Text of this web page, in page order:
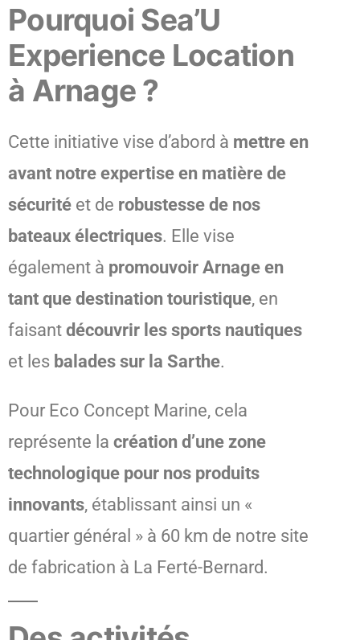
Pourquoi Sea’U
Experience Location
à Arnage ?
Cette initiative vise d’abord à mettre en
avant notre expertise en matière de
sécurité et de robustesse de nos
bateaux électriques. Elle vise
également à promouvoir Arnage en
tant que destination touristique, en
faisant découvrir les sports nautiques
et les balades sur la Sarthe.
Pour Eco Concept Marine, cela
représente la création d’une zone
technologique pour nos produits
innovants, établissant ainsi un «
quartier général » à 60 km de notre site
de fabrication à La Ferté-Bernard.